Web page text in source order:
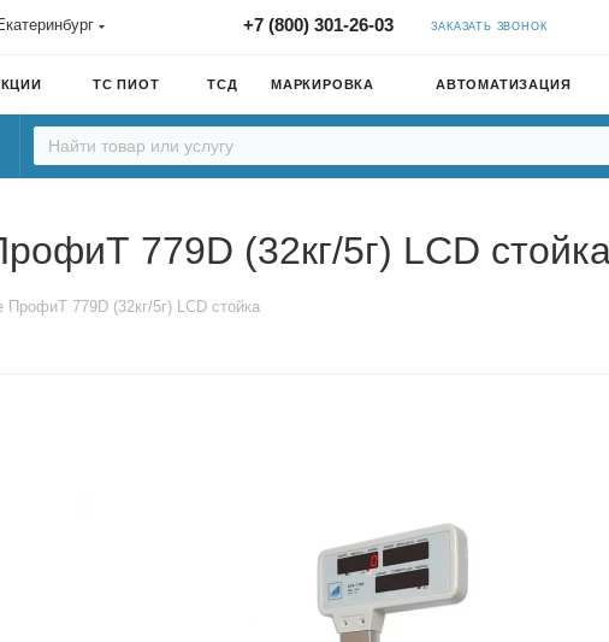
+7 (800) 301-26-03 ЗАКАЗАТЬ ЗВОНОК
ТС ПИОТ ТСД МАРКИРОВКА АВТОМАТИЗАЦИЯ
779D (32кг/5г) LCD
779D (32кг/5г) LCD стойка